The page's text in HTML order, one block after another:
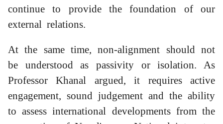
continue to provide the foundation of our
external relations.
At the same time, non-alignment should not
be understood as passivity or isolation. As
Professor Khanal argued, it requires active
engagement, sound judgement and the ability
to assess international developments from the